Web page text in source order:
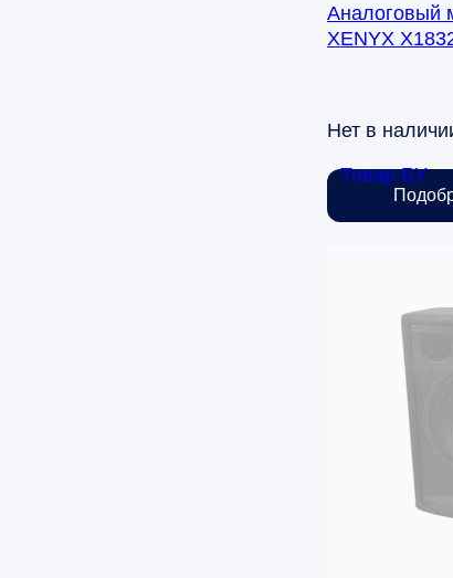
Товар БУ
Аналоговый
XENYX
Нет в